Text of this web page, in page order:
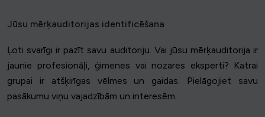
Jūsu mērķauditorijas identificēšana
Ļoti svarīgi ir pazīt savu auditoriju. Vai jūsu mērķauditorija ir
jaunie profesionāļi, ģimenes vai nozares eksperti? Katrai
grupai ir atšķirīgas vēlmes un gaidas. Pielāgojiet savu
pasākumu viņu vajadzībām un interesēm.